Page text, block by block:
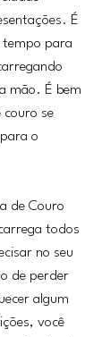
É
tempo para
mão. É bem
couro se
o
de Couro
todos
no seu
de perder
algum
você